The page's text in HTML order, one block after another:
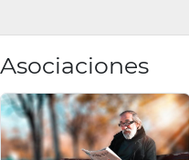
Asociaciones